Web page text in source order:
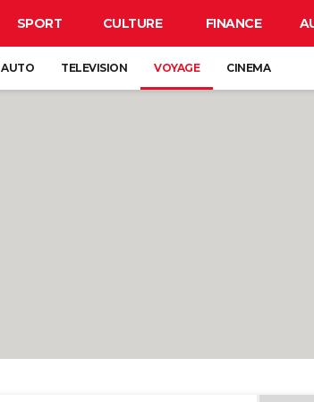
SPORT CULTURE FINANCE
AUTO TELEVISION VOYAGE CINEMA